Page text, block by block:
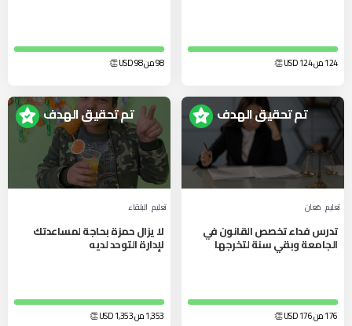
124 من 124 USD
👏 98 من 98 USD
👏
تم تحقيق الهدف
تعليم مَعان‎
تدرس فداء تخصص القانون في
الجامعة وبقي سنة لتخرجها
176 من 176 USD
👏
تم تحقيق الهدف
تعليم البلقاء‎
لا يزال حمزة بحاجة لمساعدتك
لإدارة التوحد لديه
1,353 من 1,353 USD
👏